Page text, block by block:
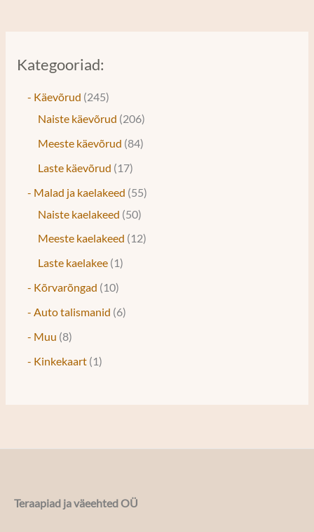
Kategooriad:
- Käevõrud 245
Naiste käevõrud 206
Meeste käevõrud 84
Laste käevõrud
17
- Malad ja kaelakeed 55
Naiste kaelakeed 50
Meeste kaelakeed
12
Laste kaelakee 1
- Kõrvarõngad
10
- Auto talismanid 6
- Muu 8
- Kinkekaart 1
Teraapiad ja väeehted OÜ